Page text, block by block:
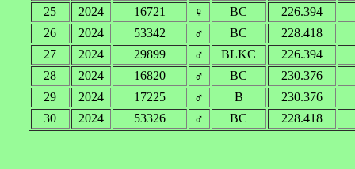
25
2024 16721 ♀ BC
226.394
26
2024 53342 ♂ BC
228.418
27
2024 29899 ♂ BLKC
226.394
28
2024 16820 ♂ BC
230.376
29
2024 17225 ♂ B
230.376
30
2024 53326 ♂ BC 228.418